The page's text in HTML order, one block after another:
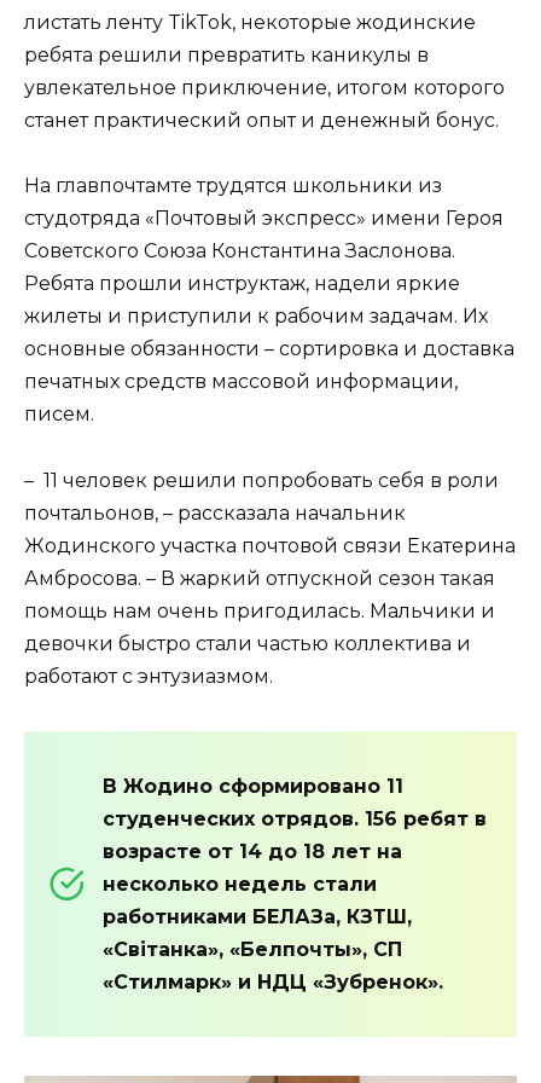
листать ленту TikTok, некоторые жодинские
ребята решили превратить каникулы в
увлекательное приключение, итогом которого
станет практический опыт и денежный бонус.
На главпочтамте трудятся школьники из
студотряда «Почтовый экспресс» имени Героя
Советского Союза Константина Заслонова.
Ребята прошли инструктаж, надели яркие
жилеты и приступили к рабочим задачам. Их
основные обязанности – сортировка и доставка
печатных средств массовой информации,
писем.
– 11 человек решили попробовать себя в роли
почтальонов, – рассказала начальник
Жодинского участка почтовой связи Екатерина
Амбросова. – В жаркий отпускной сезон такая
помощь нам очень пригодилась. Мальчики и
девочки быстро стали частью коллектива и
работают с энтузиазмом.
В Жодино сформировано 11
студенческих отрядов. 156 ребят в
возрасте от 14 до 18 лет на
несколько недель стали
работниками БЕЛАЗа, КЗТШ,
«Світанка», «Белпочты», СП
«Стилмарк» и НДЦ «Зубренок».